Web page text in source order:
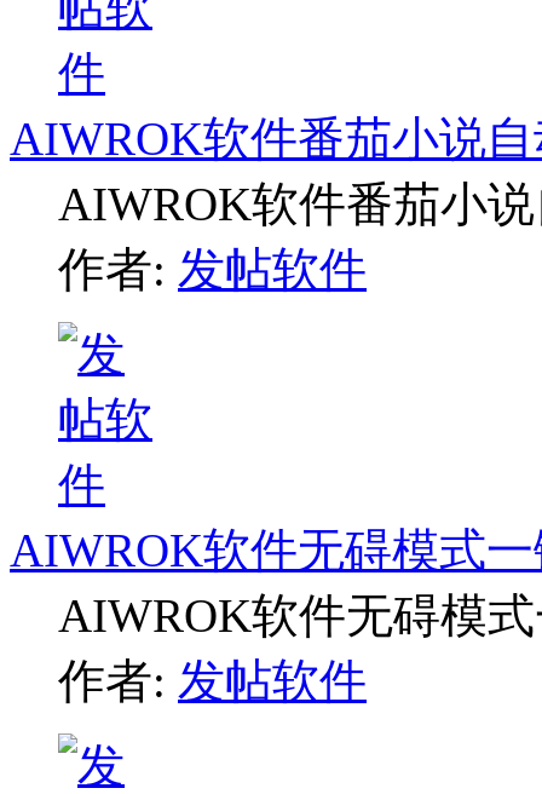
AIWROK软件番茄小说
AIWROK软件番茄小
作者: 发帖软件
AIWROK软件无碍模式
AIWROK软件无碍模
作者: 发帖软件